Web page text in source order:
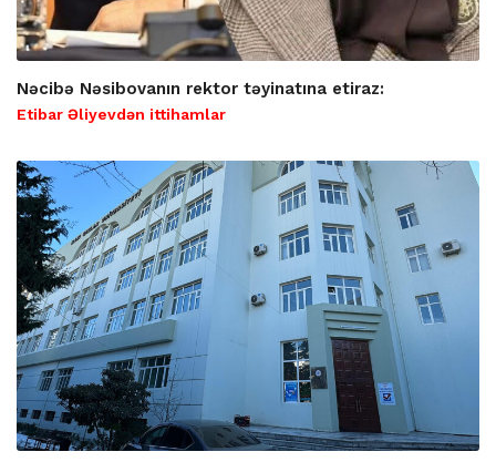
Nəcibə Nəsibovanın rektor təyinatına etiraz:
Etibar Əliyevdən ittihamlar